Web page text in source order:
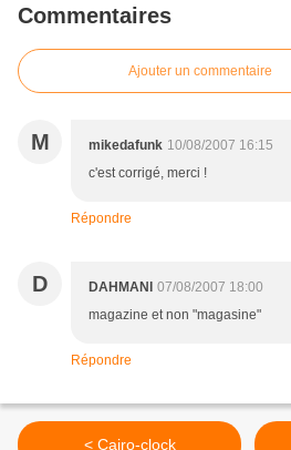
Commentaires
Ajouter un commentaire
M mikedafunk 10/08/2007 16:15
c'est corrigé, merci !
Répondre
D DAHMANI
07/08/2007 18:00
magazine et non "magasine"
Répondre
< Cairo-clock